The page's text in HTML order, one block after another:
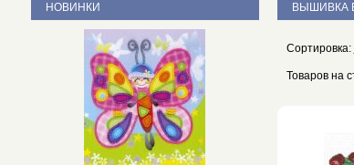
ВЫШИВКА
Сортировка:
Товаров на
НОВИНКИ